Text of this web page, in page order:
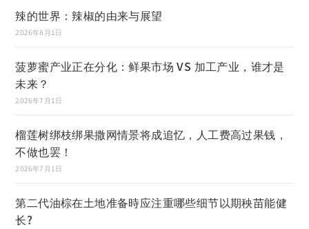
辣的世界：辣椒的由来与展望
2026年8月1日
菠萝蜜产业正在分化：鲜果市场 VS 加工产业，谁才是
未来？
2026年7月1日
榴莲树绑枝绑果撒网情景将成追忆，人工费高过果钱，
不做也罢！
2026年7月1日
第二代油棕在土地准备時应注重哪些细节以期秧苗能健
长?